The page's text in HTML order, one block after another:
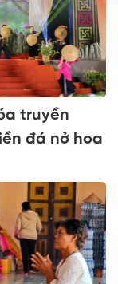
truyền
đá nở hoa